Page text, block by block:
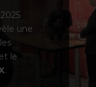
une
le
.